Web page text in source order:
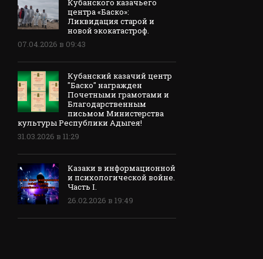
Кубанского казачьего
центра «Баско»:
Ликвидация старой и
новой экокатастроф.
07.04.2026 в 09:43
Кубанский казачий центр
"Баско" награжден
Почетными грамотами и
Благодарственным
письмом Министерства
культуры Республики Адыгея!
31.03.2026 в 11:29
Казаки в информационной
и психологической войне.
Часть I.
26.02.2026 в 19:49